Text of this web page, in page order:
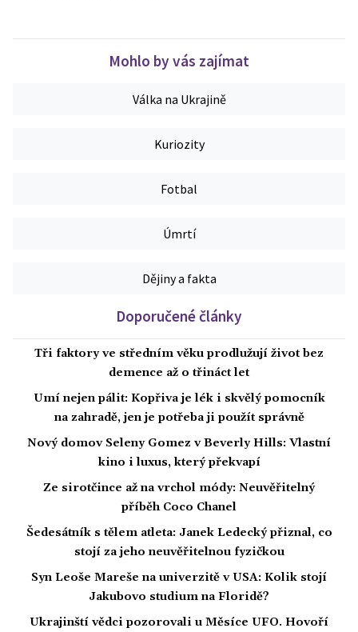
Mohlo by vás zajímat
Válka na Ukrajině
Kuriozity
Fotbal
Úmrtí
Dějiny a fakta
Doporučené články
Tři faktory ve středním věku prodlužují život bez
demence až o třináct let
Umí nejen pálit: Kopřiva je lék i skvělý pomocník
na zahradě, jen je potřeba ji použít správně
Nový domov Seleny Gomez v Beverly Hills: Vlastní
kino i luxus, který překvapí
Ze sirotčince až na vrchol módy: Neuvěřitelný
příběh Coco Chanel
Šedesátník s tělem atleta: Janek Ledecký přiznal, co
stojí za jeho neuvěřitelnou fyzičkou
Syn Leoše Mareše na univerzitě v USA: Kolik stojí
Jakubovo studium na Floridě?
Ukrajinští vědci pozorovali u Měsíce UFO. Hovoří